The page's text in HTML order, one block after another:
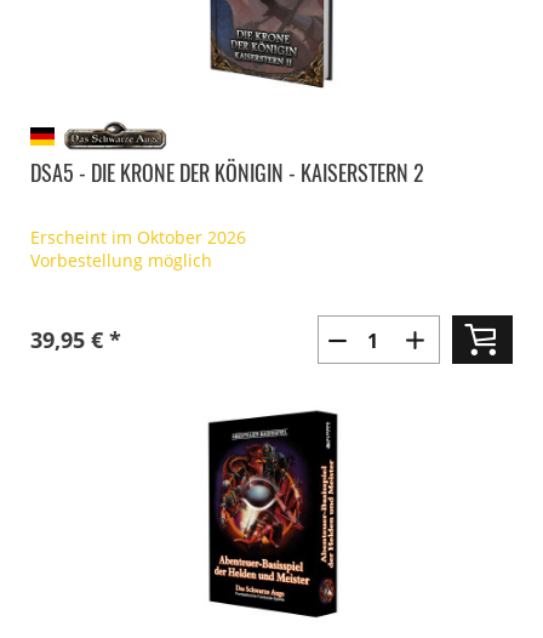
DSA5 - DIE KRONE DER KÖNIGIN - KAISERSTERN 2
Erscheint im Oktober 2026
Vorbestellung möglich
39,95 € *